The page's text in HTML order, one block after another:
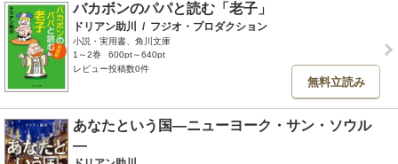
バカボンのパパと読む「老子」
ドリアン助川 / フジオ・プロダクション
小説・実用書、角川文庫
1～2巻
600pt～640pt
レビュー投稿数0件
無料立読み
あなたという国―ニューヨーク・サン・ソウル
―